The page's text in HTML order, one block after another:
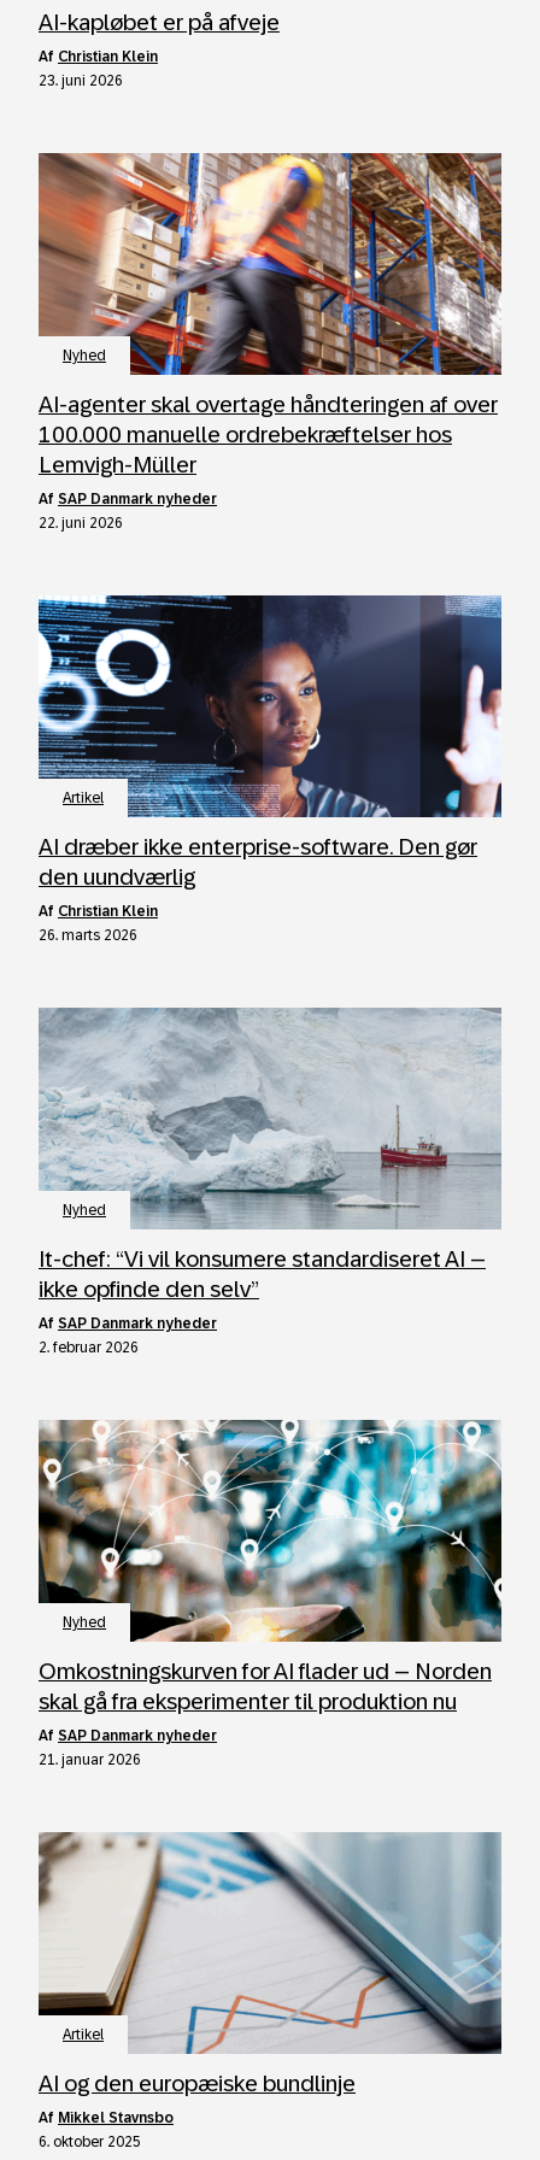
AI-kapløbet er på afveje
af Christian Klein
23. juni 2026
Nyhed
AI‑agenter skal overtage håndteringen af over
100.000 manuelle ordrebekræftelser hos
Lemvigh‑Müller
af SAP Danmark nyheder
22. juni 2026
Artikel
AI dræber ikke enterprise-software. Den gør
den uundværlig
af Christian Klein
26. marts 2026
Nyhed
It‑chef: “Vi vil konsumere standardiseret AI –
ikke opfinde den selv”
af SAP Danmark nyheder
2. februar 2026
Nyhed
Omkostningskurven for AI flader ud – Norden
skal gå fra eksperimenter til produktion nu
af SAP Danmark nyheder
21. januar 2026
Artikel
AI og den europæiske bundlinje
af Mikkel Stavnsbo
6. oktober 2025